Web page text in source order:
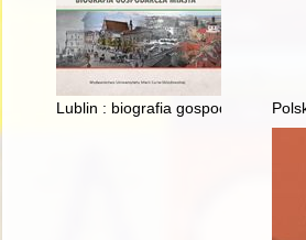
Lublin : biografia gospodarcza